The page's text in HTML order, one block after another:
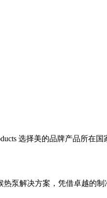
选择美的品牌产品所在国
泵解决方案，凭借卓越的